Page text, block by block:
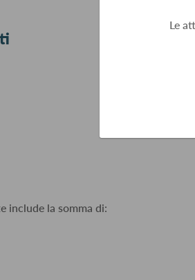
Le
include la somma di: